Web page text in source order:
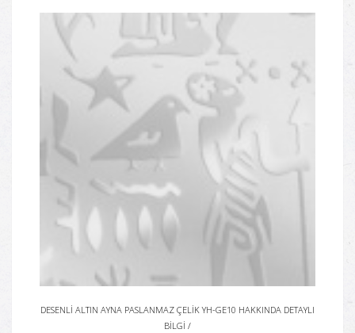
DESENLI ALTIN AYNA PASLANMAZ ÇELIK YH-GE10 HAKKINDA DETAYLI
BILGI /